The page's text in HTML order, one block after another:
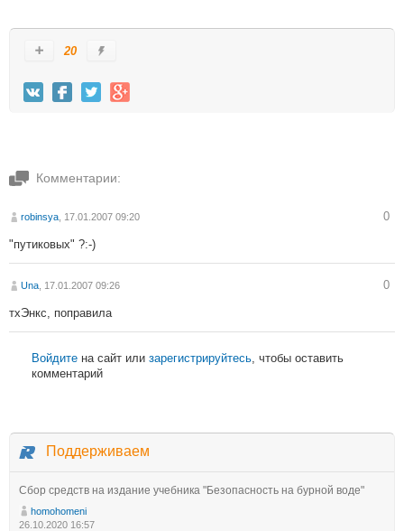
20
Комментарии:
robinsya , 17.01.2007 09:20 0
"путиковых" ?:-)
Una , 17.01.2007 09:26 0
тхЭнкс, поправила
Войдите на сайт или зарегистрируйтесь, чтобы оставить
комментарий
Поддерживаем
Сбор средств на издание учебника "Безопасность на бурной воде"
homohomeni
26.10.2020 16:57